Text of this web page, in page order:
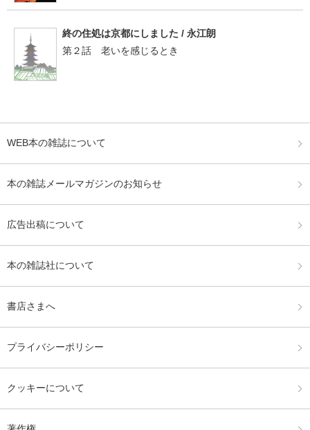
終の住処は京都にしました / 永江朗
第２話 老いを感じるとき
WEB本の雑誌について
本の雑誌メールマガジンのお知らせ
広告出稿について
本の雑誌社について
書店さまへ
プライバシーポリシー
クッキーについて